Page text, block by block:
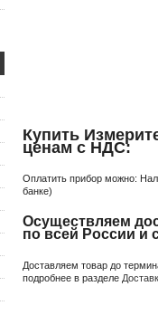
Купить
ценам с НДС:
Оплатить прибор можно:
банке)
Осуществляем
по всей России и
Доставляем товар до
подробнее в разделе